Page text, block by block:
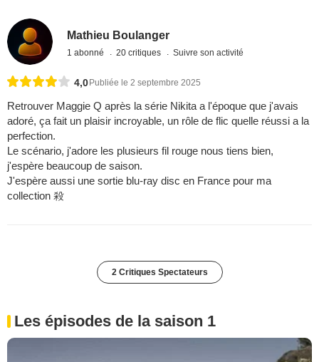
Mathieu Boulanger
1 abonné 20 critiques Suivre son activité
4,0Publiée le 2 septembre 2025
Retrouver Maggie Q après la série Nikita a l'époque que j'avais
adoré, ça fait un plaisir incroyable, un rôle de flic quelle réussi a la
perfection.
Le scénario, j'adore les plusieurs fil rouge nous tiens bien,
j'espère beaucoup de saison.
J'espère aussi une sortie blu-ray disc en France pour ma
collection 殺
2 Critiques Spectateurs
Les épisodes de la saison 1